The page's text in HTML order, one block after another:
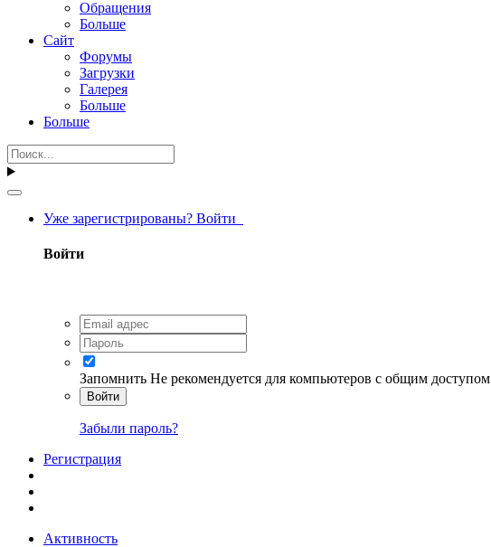
Обращения
Больше
Сайт
Форумы
Загрузки
Галерея
Больше
Больше
Уже зарегистрированы? Войти
Войти
Запомнить Не рекомендуется для компьютеров с общим доступом
Войти
Забыли пароль?
Регистрация
Активность